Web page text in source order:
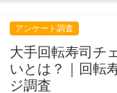
大手回転寿司チ
いとは？｜回転
ジ調査
アンケート調査